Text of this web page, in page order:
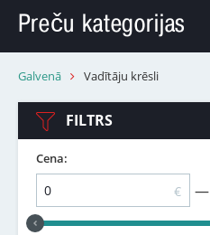
Preču kategorijas
Galvenā Vadītāju krēsli
FILTRS
Cena:
€ —